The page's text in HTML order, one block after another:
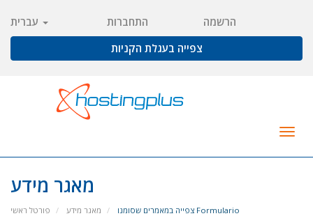
התחברות
הרשמה
צפייה בעגלת הקניות
מאגר מידע
פורטל ראשי מאגר מידע צפייה במאמרים שסומנו Formulario